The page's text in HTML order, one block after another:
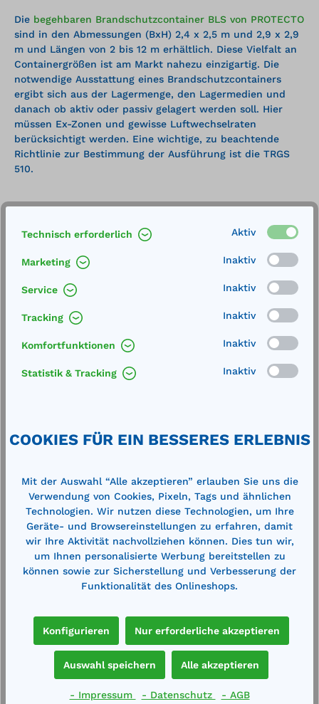
Die begehbaren Brandschutzcontainer BLS von PROTECTO
sind in den Abmessungen (BxH) 2,4 x 2,5 m und 2,9 x 2,9
m und Längen von 2 bis 12 m erhältlich. Diese Vielfalt an
Containergrößen ist am Markt nahezu einzigartig. Die
notwendige Ausstattung eines Brandschutzcontainers
ergibt sich aus der Lagermenge, den Lagermedien und
danach ob aktiv oder passiv gelagert werden soll. Hier
müssen Ex-Zonen und gewisse Luftwechselraten
berücksichtigt werden. Eine wichtige, zu beachtende
Richtlinie zur Bestimmung der Ausführung ist die TRGS
510.
Brandschutzcontainer auch als
Arbeitsraum für sensible
Abfüllvorgänge
Außer zur
von
Gefahrstoffen kann ein Brandschutzcontainer auch als
Arbeitsraum für Ab- und Umfüllarbeiten genutzt werden.
Es kommen immer Brandschutztüren zum Einsatz, die 1-
und 2-flügelig sein können. Brandschutztüren müssen
immer selbstschließend sein. Durch den Einsatz einer
Türfeststellanlage mit Haftmagneten, die die Tür im
Brandfall selbsttätig schließen wird die Beschickung des
Lagers vereinfacht. Bei der Bestückung des Lagers mit
Lagerung mit dem notwendigen Luftwechsel (0,4-fach bis
5-facher Luftwechsel) zu dimensionieren und ggf. mit
einer Luftstromüberwachung auszurüsten.
Langfeldleuchten für Ex-Zone 1 oder 2 in verschiedenen
Ausführungen sorgen für die notwendige Ausleuchtung
Technisch erforderlich Aktiv
Marketing Inaktiv
Service Inaktiv
Tracking Inaktiv
Komfortfunktionen Inaktiv
Statistik & Tracking Inaktiv
COOKIES FÜR EIN BESSERES ERLEBNIS
Mit der Auswahl “Alle akzeptieren” erlauben Sie uns die
Verwendung von Cookies, Pixeln, Tags und ähnlichen
Technologien. Wir nutzen diese Technologien, um Ihre
Geräte- und Browsereinstellungen zu erfahren, damit
wir Ihre Aktivität nachvollziehen können. Dies tun wir,
um Ihnen personalisierte Werbung bereitstellen zu
können sowie zur Sicherstellung und Verbesserung der
Funktionalität des Onlineshops.
Konfigurieren Nur erforderliche akzeptieren
Auswahl speichern Alle akzeptieren
- Impressum - Datenschutz - AGB